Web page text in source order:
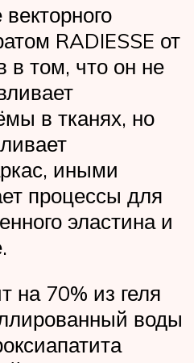
RADIESSE от
в том, что он не
в тканях, но
иными
процессы для
эластина и
на 70% из геля
воды